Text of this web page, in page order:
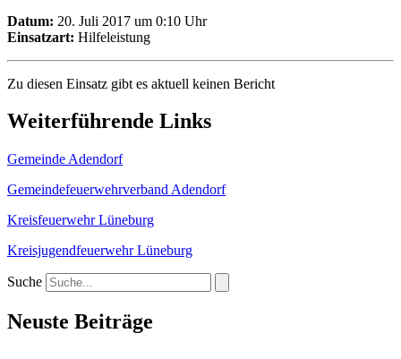
Datum: 20. Juli 2017 um 0:10 Uhr
Einsatzart: Hilfeleistung
Zu diesen Einsatz gibt es aktuell keinen Bericht
Weiterführende Links
Gemeinde Adendorf
Gemeindefeuerwehrverband Adendorf
Kreisfeuerwehr Lüneburg
Kreisjugendfeuerwehr Lüneburg
Suche
Neuste Beiträge